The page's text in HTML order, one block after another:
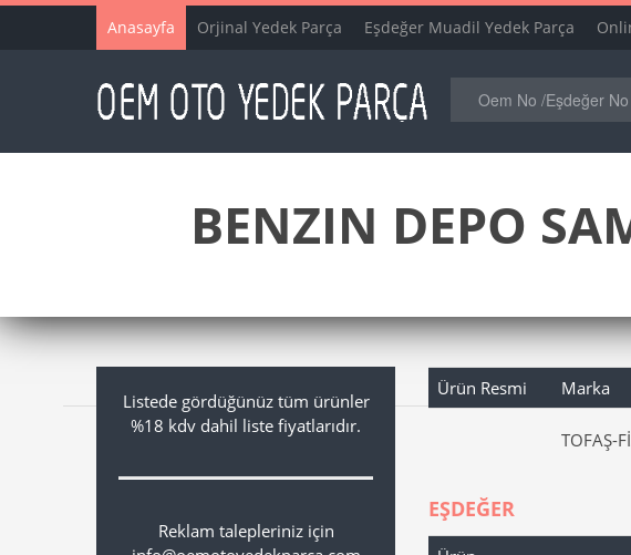
Anasayfa Orjinal Yedek Parça Eşdeğer Muadil Yedek Parça
BENZIN DEPO
Listede gördüğünüz tüm ürünler
%18 kdv dahil liste fiyatlarıdır.
Reklam talepleriniz için
Ürün Resmi Marka
TOFAŞ-
EŞDEĞER